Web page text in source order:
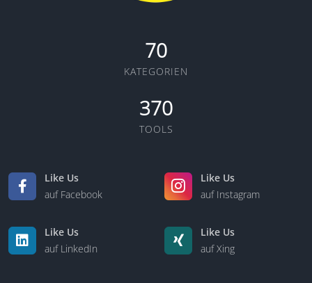
70
KATEGORIEN
370
TOOLS
Like Us
auf Facebook
Like Us
auf Instagram
Like Us
auf LinkedIn
Like Us
auf Xing